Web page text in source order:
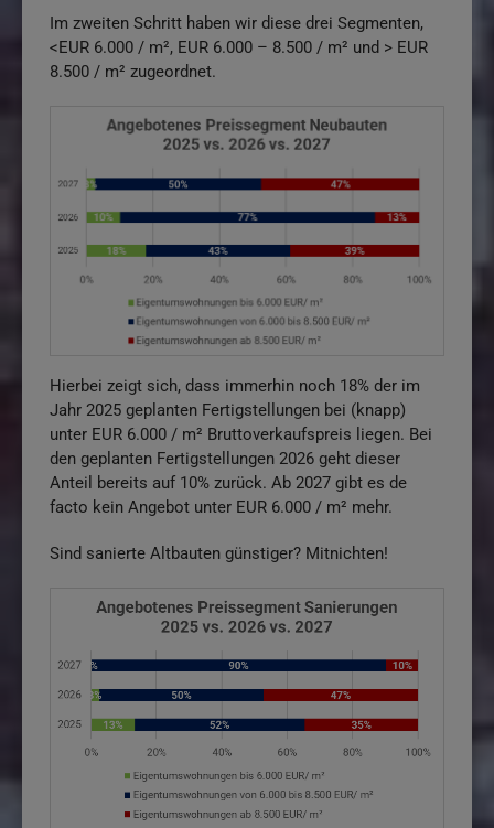
Im zweiten Schritt haben wir diese drei Segmenten,
<EUR 6.000 / m², EUR 6.000 – 8.500 / m² und > EUR
8.500 / m² zugeordnet.
Hierbei zeigt sich, dass immerhin noch 18% der im
Jahr 2025 geplanten Fertigstellungen bei (knapp)
unter EUR 6.000 / m² Bruttoverkaufspreis liegen. Bei
den geplanten Fertigstellungen 2026 geht dieser
Anteil bereits auf 10% zurück. Ab 2027 gibt es de
facto kein Angebot unter EUR 6.000 / m² mehr.
Sind sanierte Altbauten günstiger? Mitnichten!